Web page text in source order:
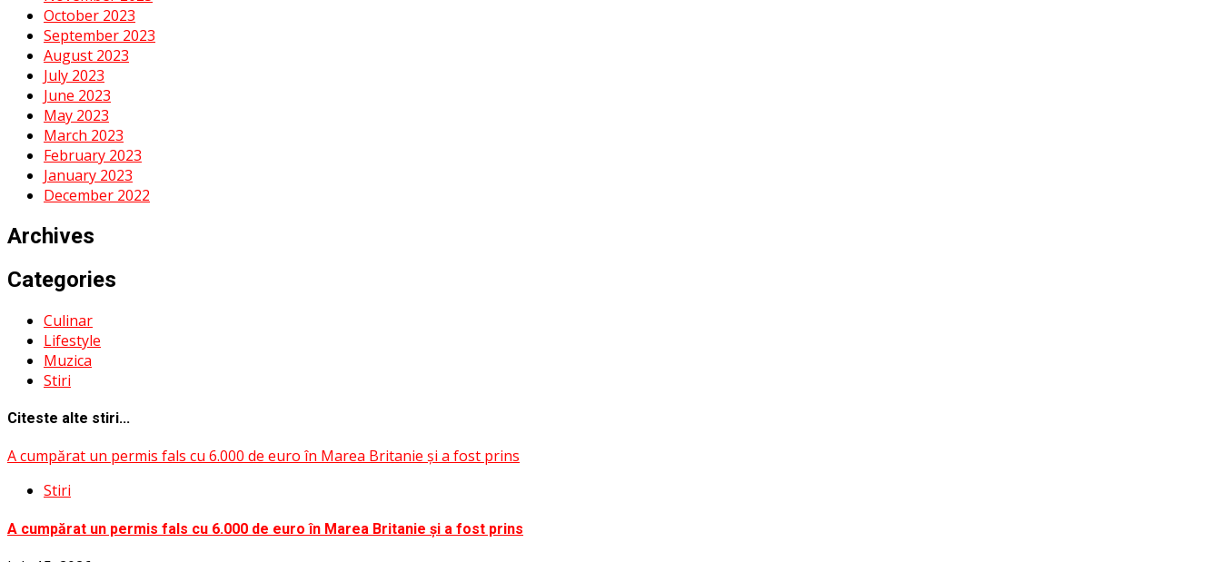
October 2023
September 2023
August 2023
July 2023
June 2023
May 2023
March 2023
February 2023
January 2023
December 2022
Archives
Categories
Culinar
Lifestyle
Muzica
Stiri
Citeste alte stiri...
A cumpărat un permis fals cu 6.000 de euro în Marea Britanie și a fost prins
Stiri
A cumpărat un permis fals cu 6.000 de euro în Marea Britanie și a fost prins